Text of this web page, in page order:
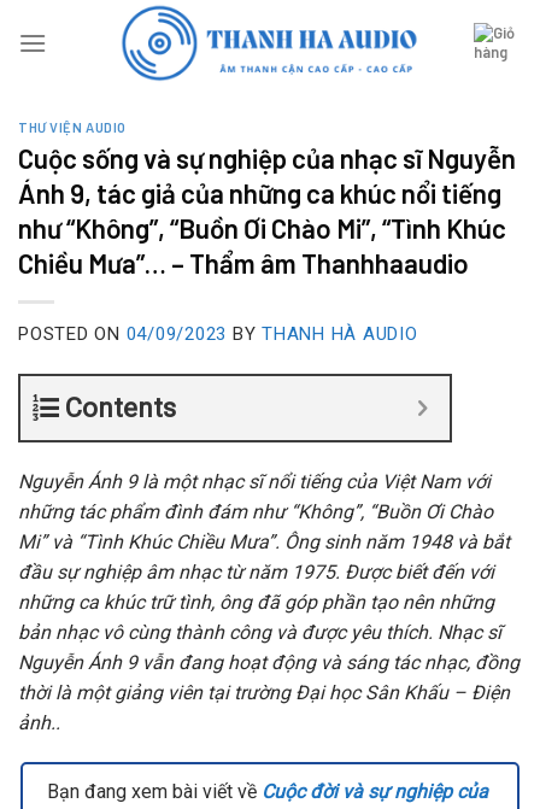
THƯ VIỆN AUDIO
Cuộc sống và sự nghiệp của nhạc sĩ Nguyễn
Ánh 9, tác giả của những ca khúc nổi tiếng
như “Không”, “Buồn Ơi Chào Mi”, “Tình Khúc
Chiều Mưa”… – Thẩm âm Thanhhaaudio
POSTED ON 04/09/2023 BY THANH HÀ AUDIO
Contents
Nguyễn Ánh 9 là một nhạc sĩ nổi tiếng của Việt Nam với
những tác phẩm đình đám như “Không”, “Buồn Ơi Chào
Mi” và “Tình Khúc Chiều Mưa”. Ông sinh năm 1948 và bắt
đầu sự nghiệp âm nhạc từ năm 1975. Được biết đến với
những ca khúc trữ tình, ông đã góp phần tạo nên những
bản nhạc vô cùng thành công và được yêu thích. Nhạc sĩ
Nguyễn Ánh 9 vẫn đang hoạt động và sáng tác nhạc, đồng
thời là một giảng viên tại trường Đại học Sân Khấu – Điện
ảnh..
Bạn đang xem bài viết về Cuộc đời và sự nghiệp của